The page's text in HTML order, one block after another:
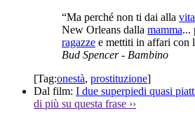
“Ma perché non ti dai alla vita
New Orleans dalla mamma...
ragazze e mettiti in affari con
Bud Spencer- Bambino
[Tag:onestà, prostituzione]
Dal film: I due superpiedi quasi
di più su questa frase ››